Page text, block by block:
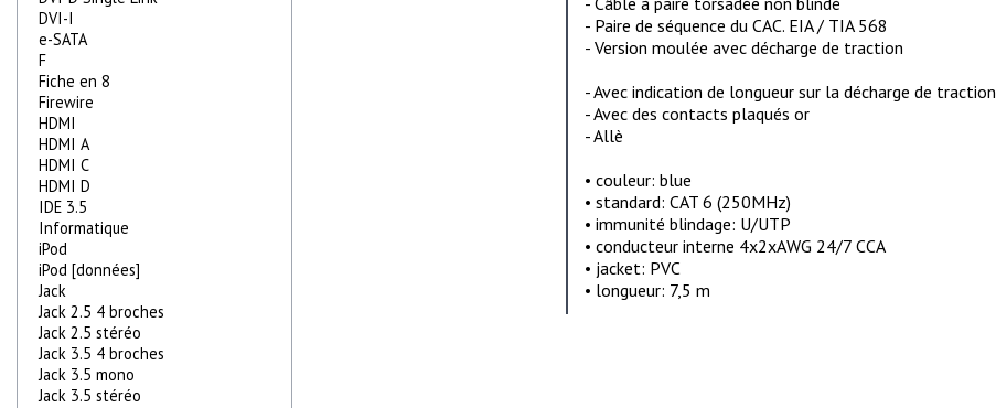
DVI-I
e-SATA
F
Fiche en 8
Firewire
HDMI
HDMI A
HDMI C
HDMI D
IDE 3.5
Informatique
iPod
iPod [données]
Jack
Jack 2.5 4 broches
Jack 2.5 stéréo
Jack 3.5 4 broches
Jack 3.5 mono
Jack 3.5 stéréo
- Paire de séquence du CAC. EIA / TIA 568
- Version moulée avec décharge de traction
- Avec indication de longueur sur la décharge de traction
- Avec des contacts plaqués or
- Allè
• couleur: blue
• standard: CAT 6 (250MHz)
• immunité blindage: U/UTP
• conducteur interne 4x2xAWG 24/7 CCA
• jacket: PVC
• longueur: 7,5 m